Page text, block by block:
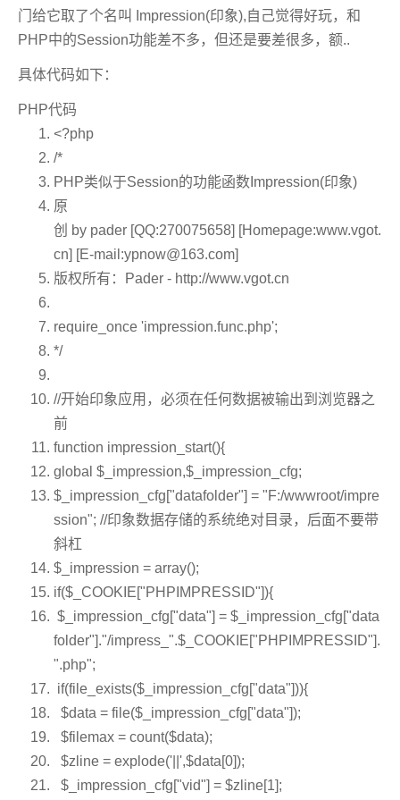
门给它取了个名叫 Impression(印象),自己觉得好玩，和
PHP中的Session功能差不多，但还是要差很多，额..
具体代码如下：
PHP代码
<?php
/*
PHP类似于Session的功能函数Impression(印象)
原
创 by pader [QQ:270075658] [Homepage:www.vgot.
cn] [E-mail:ypnow@163.com]
版权所有：Pader - http://www.vgot.cn
require_once 'impression.func.php';
*/
//开始印象应用，必须在任何数据被输出到浏览器之
前
function impression_start(){
global $_impression,$_impression_cfg;
$_impression_cfg["datafolder"] = "F:/wwwroot/impre
ssion"; //印象数据存储的系统绝对目录，后面不要带
斜杠
$_impression = array();
if($_COOKIE["PHPIMPRESSID"]){
$_impression_cfg["data"] = $_impression_cfg["data
folder"]."/impress_".$_COOKIE["PHPIMPRESSID"].
".php";
if(file_exists($_impression_cfg["data"])){
$data = file($_impression_cfg["data"]);
$filemax = count($data);
$zline = explode('||',$data[0]);
$_impression_cfg["vid"] = $zline[1];